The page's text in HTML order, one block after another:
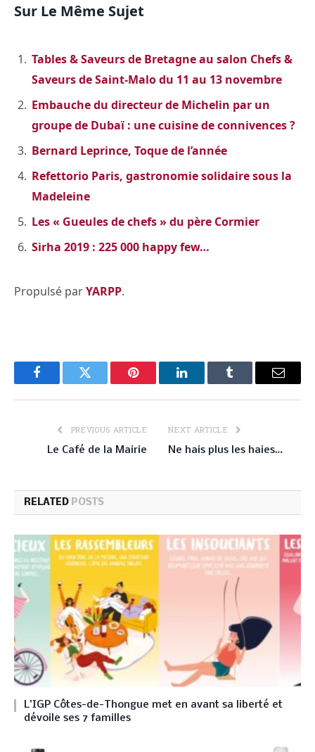
Sur Le Même Sujet
Tables & Saveurs de Bretagne au salon Chefs &
Saveurs de Saint-Malo du 11 au 13 novembre
Embauche du directeur de Michelin par un
groupe de Dubaï : une cuisine de connivences ?
Bernard Leprince, Toque de l’année
Refettorio Paris, gastronomie solidaire sous la
Madeleine
Les « Gueules de chefs » du père Cormier
Sirha 2019 : 225 000 happy few…
Propulsé parYARPP.
FacebookTwitter Pinterest LinkedInTumblr Email
PREVIOUS ARTICLE
Le Café de la Mairie
NEXT ARTICLE
Ne hais plus les haies…
RELATED POSTS
L’IGP Côtes-de-Thongue met en avant sa liberté et
dévoile ses 7 familles